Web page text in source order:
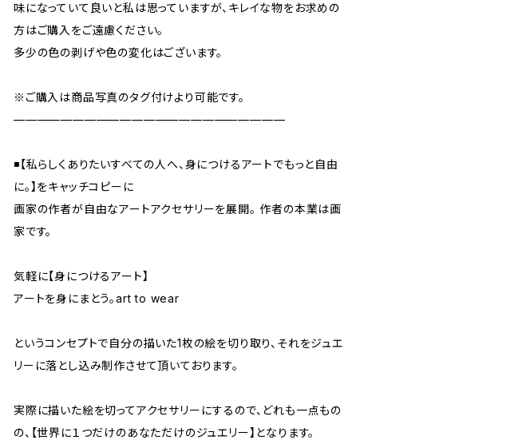
味になっていて良いと私は思っていますが、キレイな物をお求めの
方はご購入をご遠慮ください。
多少の色の剥げや色の変化はございます。
※ご購入は商品写真のタグ付けより可能です。
———————————————————————
◾️【私らしくありたいすべての人へ、身につけるアートでもっと自由
に。】をキャッチコピーに
画家の作者が自由なアートアクセサリーを展開。 ︎作者の本業は画
家です。
気軽に【身につけるアート】
アートを身にまとう。art to wear
というコンセプトで自分の描いた1枚の絵を切り取り、それをジュエ
リーに落とし込み制作させて頂いております。
実際に描いた絵を切ってアクセサリーにするので、どれも一点もの
の、【世界に１つだけのあなただけのジュエリー】となります。